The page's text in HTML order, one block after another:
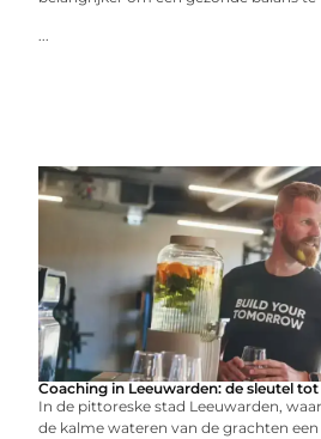
...
Coaching in Leeuwarden: de sleutel
In de pittoreske stad Leeuwarden,
de kalme wateren van de grachten